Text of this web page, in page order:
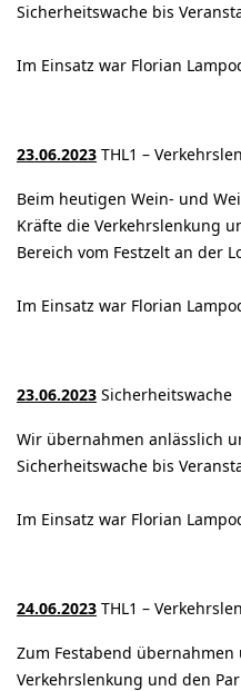
Sicherheitswache bis
Im Einsatz war Florian
23.06.2023 THL1 –
Beim heutigen Wein- und
Kräfte die Verkehrslenkung
Bereich vom Festzelt an der
Im Einsatz war Florian
23.06.2023 Sicherheitswache
Wir übernahmen anlässlich
Sicherheitswache bis
Im Einsatz war Florian
24.06.2023 THL1 –
Zum Festabend
Verkehrslenkung und den